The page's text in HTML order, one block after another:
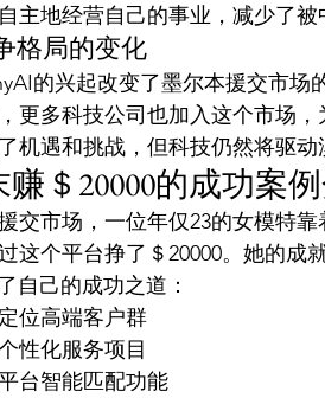
主地经营自己的事业，减少了
格局的变化
的兴起改变了墨尔本援交市
更多科技公司也加入这个市场
机遇和挑战，但科技仍然将驱
＄20000的成功案
交市场，一位年仅23的女模特
这个平台挣了＄20000。她的成
自己的成功之道：
位高端客户群
性化服务项目
台智能匹配功能